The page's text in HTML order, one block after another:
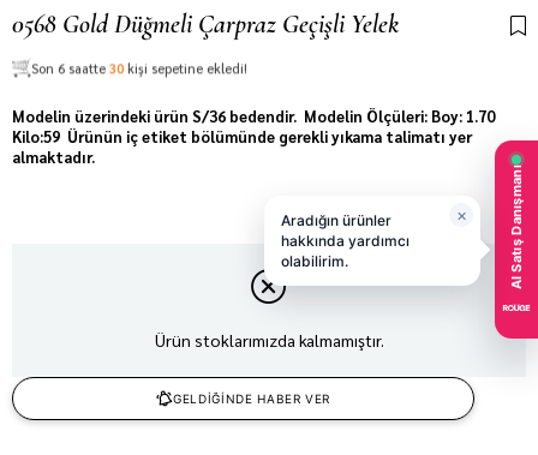
0568 Gold Düğmeli Çarpraz Geçişli Yelek
Son 6 saatte 30 kişi sepetine ekledi!
Modelin üzerindeki ürün S/36 bedendir. Modelin Ölçüleri: Boy: 1.70
Kilo:59 Ürünün iç etiket bölümünde gerekli yıkama talimatı yer
almaktadır.
Ürün stoklarımızda kalmamıştır.
GELDİĞİNDE HABER VER